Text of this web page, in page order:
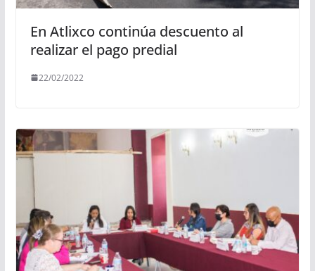
En Atlixco continúa descuento al
realizar el pago predial
22/02/2022